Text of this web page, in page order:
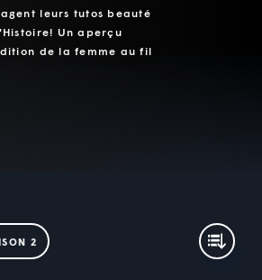
leurs tutos beauté
Un aperçu
de la femme au fil
2